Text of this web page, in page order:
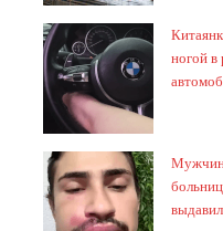
ногой в